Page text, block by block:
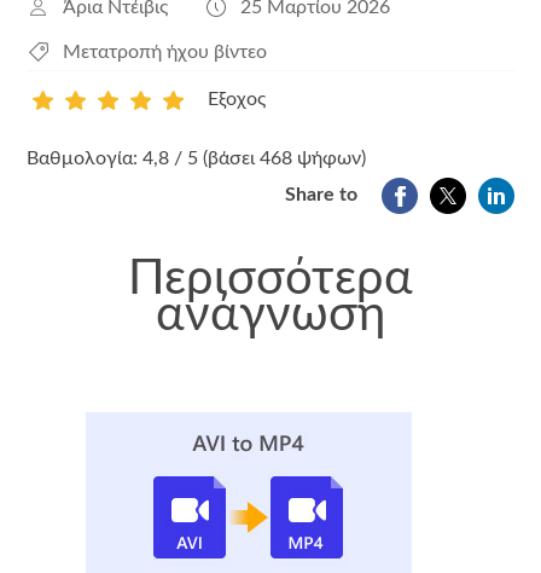
Άρια Ντέιβις 25 Μαρτίου 2026
Μετατροπή ήχου βίντεο
Εξοχος
Βαθμολογία: 4,8 / 5 (βάσει 468 ψήφων)
Share to
Περισσότερα
ανάγνωση